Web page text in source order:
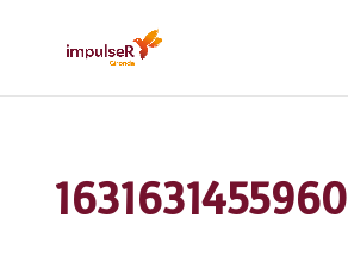
1631631455960